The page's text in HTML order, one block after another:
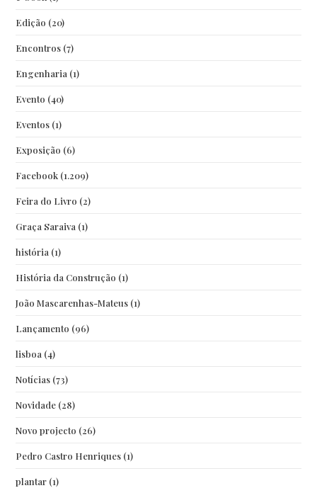
Edição (20)
Encontros (7)
Engenharia (1)
Evento (40)
Eventos (1)
Exposição (6)
Facebook (1.209)
Feira do Livro (2)
Graça Saraiva (1)
história (1)
História da Construção (1)
João Mascarenhas-Mateus (1)
Lançamento (96)
lisboa (4)
Notícias (73)
Novidade (28)
Novo projecto (26)
Pedro Castro Henriques (1)
plantar (1)